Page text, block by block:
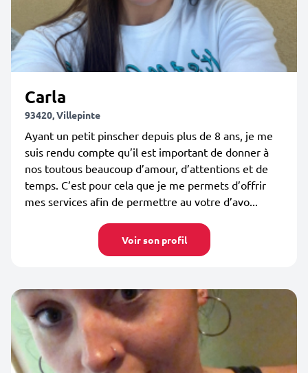
Carla
93420, Villepinte
Ayant un petit pinscher depuis plus de 8 ans, je me
suis rendu compte qu’il est important de donner à
nos toutous beaucoup d’amour, d’attentions et de
temps. C’est pour cela que je me permets d’offrir
mes services afin de permettre au votre d’avo...
Voir son profil